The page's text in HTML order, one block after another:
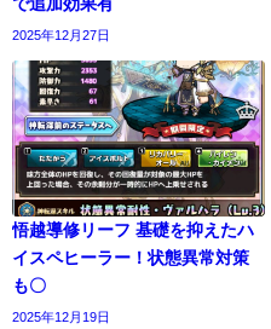
で追加効果有
2025年12月27日
悟越導修リーフ 基礎を抑えたハ
イスペヒーラー！状態異常対策
も〇
2025年12月19日